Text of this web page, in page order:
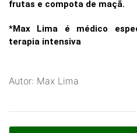
frutas e compota de maçã.
*Max Lima é médico
terapia intensiva
Autor: Max Lima